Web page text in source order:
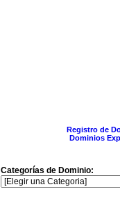
Registro de
Dominios
Categorías de Dominio: